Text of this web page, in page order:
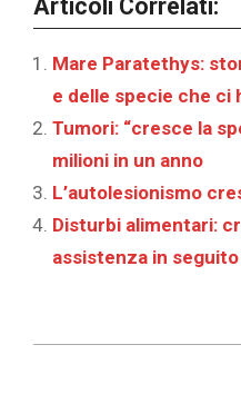
Articoli Correlati:
Mare Paratethys:
e delle specie che ci
Tumori: “cresce la
milioni in un anno
L’autolesionismo
Disturbi alimentari:
assistenza in